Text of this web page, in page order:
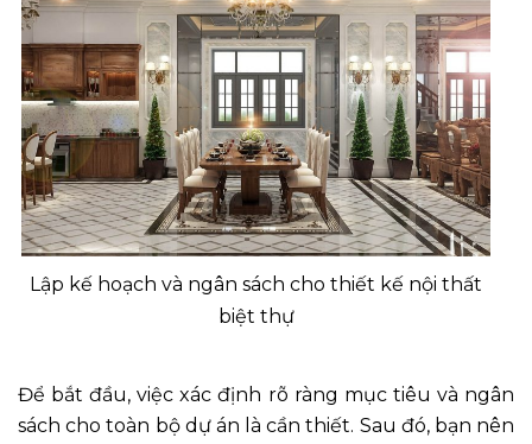
Lập kế hoạch và ngân sách cho thiết kế nội thất
biệt thự
Để bắt đầu, việc xác định rõ ràng mục tiêu và ngân
sách cho toàn bộ dự án là cần thiết. Sau đó, bạn nên